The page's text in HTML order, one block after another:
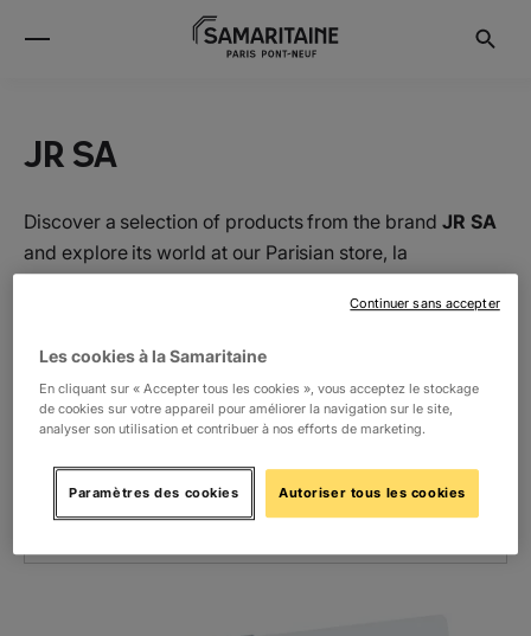
JR SA
Discover a selection of products from the brand JR SA
and explore its world at our Parisian store, la
Samaritaine.
Location
RDC La Boutique de Loulou
Les cookies à la Samaritaine
En cliquant sur « Accepter tous les cookies », vous acceptez le stockage
de cookies sur votre appareil pour améliorer la navigation sur le site,
analyser son utilisation et contribuer à nos efforts de marketing.
Paramètres des cookies Autoriser tous les cookies
Continuer sans accepter